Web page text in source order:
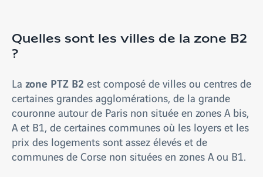
Quelles sont les villes de la zone B2
?
La zone PTZ B2 est composé de villes ou centres de
certaines grandes agglomérations, de la grande
couronne autour de Paris non située en zones A bis,
A et B1, de certaines communes où les loyers et les
prix des logements sont assez élevés et de
communes de Corse non situées en zones A ou B1.